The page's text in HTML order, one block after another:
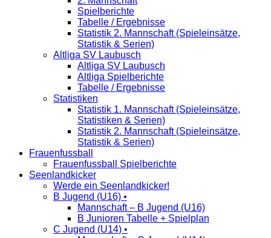
Spielberichte
Tabelle / Ergebnisse
Statistik 2. Mannschaft (Spieleinsätze,
Statistik & Serien)
Altliga SV Laubusch
Altliga SV Laubusch
Altliga Spielberichte
Tabelle / Ergebnisse
Statistiken
Statistik 1. Mannschaft (Spieleinsätze,
Statistiken & Serien)
Statistik 2. Mannschaft (Spieleinsätze,
Statistik & Serien)
Frauenfussball
Frauenfussball Spielberichte
Seenlandkicker
Werde ein Seenlandkicker!
B Jugend (U16) •
Mannschaft – B Jugend (U16)
B Junioren Tabelle + Spielplan
C Jugend (U14) •